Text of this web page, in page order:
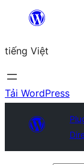
Chuyển
phần
nội
dung
tiếng Việt
Tải WordPress